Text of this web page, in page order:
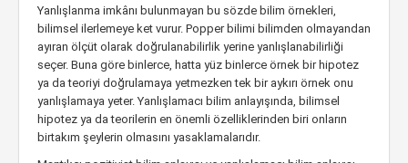
Yanlışlanma imkânı bulunmayan bu sözde bilim örnekleri,
bilimsel ilerlemeye ket vurur. Popper bilimi bilimden olmayandan
ayıran ölçüt olarak doğrulanabilirlik yerine yanlışlanabilirliği
seçer. Buna göre binlerce, hatta yüz binlerce örnek bir hipotez
ya da teoriyi doğrulamaya yetmezken tek bir aykırı örnek onu
yanlışlamaya yeter. Yanlışlamacı bilim anlayışında, bilimsel
hipotez ya da teorilerin en önemli özelliklerinden biri onların
birtakım şeylerin olmasını yasaklamalarıdır.